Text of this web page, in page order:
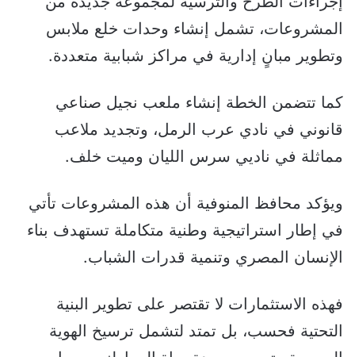
المشروعات، تشمل إنشاء وحدات خلع ملابس
وتطوير مبانٍ إدارية في مراكز شبابية متعددة.
كما تتضمن الخطة إنشاء ملعب نجيل صناعي
قانوني في نادي عرب الرمل، وتجديد ملاعب
مماثلة في ناديي سرس الليان وميت خلف.
ويؤكد محافظ المنوفية أن هذه المشروعات تأتي
في إطار استراتيجية وطنية متكاملة تستهدف بناء
الإنسان المصري وتنمية قدرات الشباب.
فهذه الاستثمارات لا تقتصر على تطوير البنية
التحتية فحسب، بل تمتد لتشمل ترسيخ الهوية